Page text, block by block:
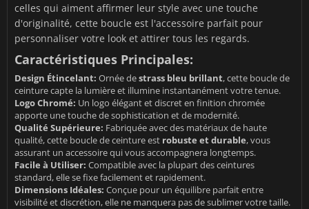
celles qui aiment affirmer leur style avec une touche
d'originalité, cette boucle est l'accessoire parfait pour
personnaliser votre look et attirer tous les regards.
Caractéristiques Principales:
Design Étincelant: Ornée destrass bleu brillant, cette boucle de
ceinture capte la lumière et illumine instantanément votre tenue.
Logo Chromé: Un logo élégant et discret en finition chromée
apporte une touche de sophistication et de modernité.
Qualité Supérieure: Fabriquée avec des matériaux de haute
qualité, cette boucle de ceinture est robuste et durable, vous
assurant un accessoire qui vous accompagnera longtemps.
Facile à Utiliser: Compatible avec la plupart des ceintures
standard, elle se fixe facilement et rapidement.
Dimensions Idéales: Conçue pour un équilibre parfait entre
visibilité et discrétion, elle ne manquera pas de sublimer votre taille.